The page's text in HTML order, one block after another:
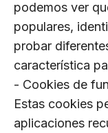
podemos ver
populares,
probar
característica
- Cookies de
Estas cookies
aplicaciones